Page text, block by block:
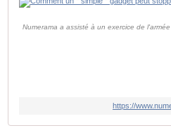
Numerama a assisté à un exercice de
https://